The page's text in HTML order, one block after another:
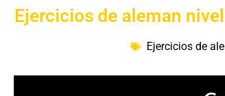
Ejercicios de aleman
Ejercicios de